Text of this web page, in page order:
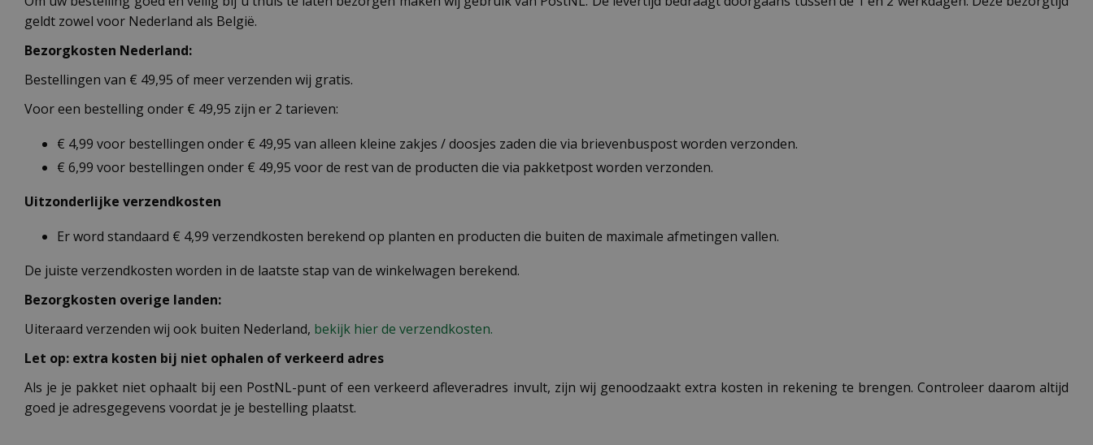
geldt zowel voor Nederland als België.
Bezorgkosten Nederland:
Bestellingen van € 49,95 of meer verzenden wij gratis.
Voor een bestelling onder € 49,95 zijn er 2 tarieven:
€ 4,99 voor bestellingen onder € 49,95 van alleen kleine zakjes / doosjes zaden die via brievenbuspost worden verzonden.
€ 6,99 voor bestellingen onder € 49,95 voor de rest van de producten die via pakketpost worden verzonden.
Uitzonderlijke verzendkosten
Er word standaard € 4,99 verzendkosten berekend op planten en producten die buiten de maximale afmetingen vallen.
De juiste verzendkosten worden in de laatste stap van de winkelwagen berekend.
Bezorgkosten overige landen:
Uiteraard verzenden wij ook buiten Nederland, bekijk hier de verzendkosten.
Let op: extra kosten bij niet ophalen of verkeerd adres
Als je je pakket niet ophaalt bij een PostNL-punt of een verkeerd afleveradres invult, zijn wij genoodzaakt extra kosten in rekening te brengen. Controleer daarom altijd
goed je adresgegevens voordat je je bestelling plaatst.